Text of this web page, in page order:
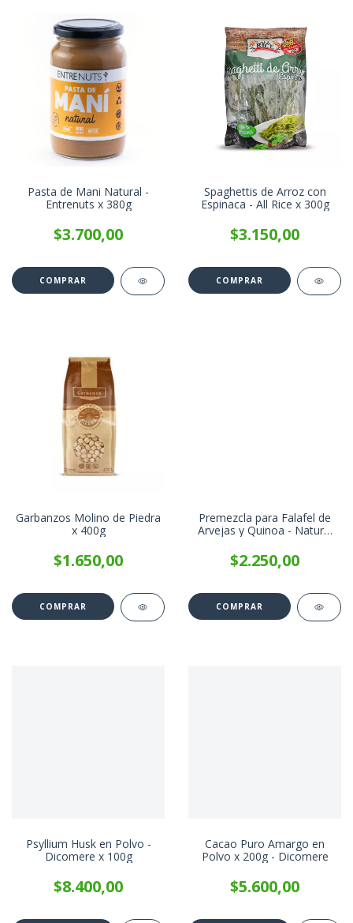
Pasta de Mani Natural -
Entrenuts x 380g
$3.700,00
Spaghettis de Arroz con
Espinaca - All Rice x 300g
$3.150,00
Garbanzos Molino de Piedra
x 400g
$1.650,00
Premezcla para Falafel de
Arvejas y Quinoa - Natural
$2.250,00
Psyllium Husk en Polvo -
Dicomere x 100g
$8.400,00
Cacao Puro Amargo en
Polvo x 200g - Dicomere
$5.600,00